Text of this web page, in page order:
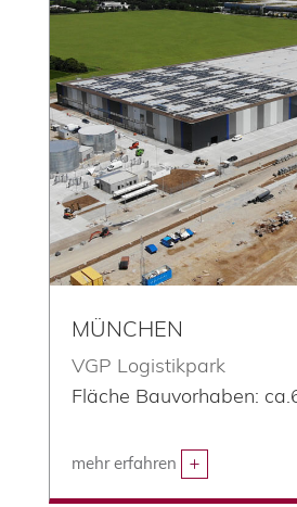
MÜNCHEN
VGP Logistikpark
Fläche Bauvorhaben:
mehr erfahren